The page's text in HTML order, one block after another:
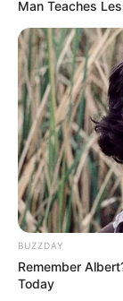
Man Teaches
BUZZDAY
Remember
Today